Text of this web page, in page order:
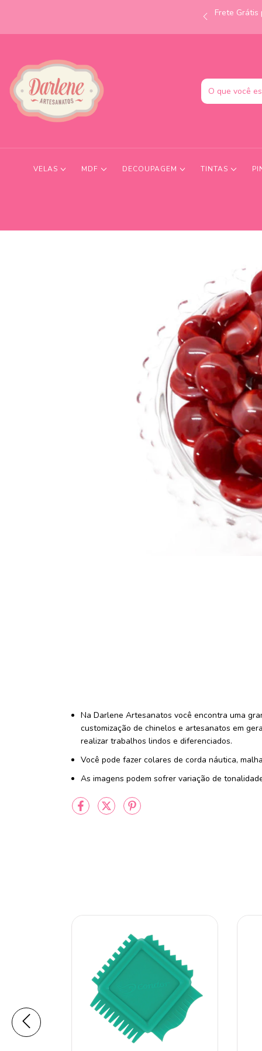
Frete Grátis
VELAS MDF DECOUPAGEM TINTAS
Na Darlene Artesanatos você encontra uma
customização de chinelos e artesanatos em
realizar trabalhos lindos e diferenciados.
Você pode fazer colares de corda náutica,
As imagens podem sofrer variação de